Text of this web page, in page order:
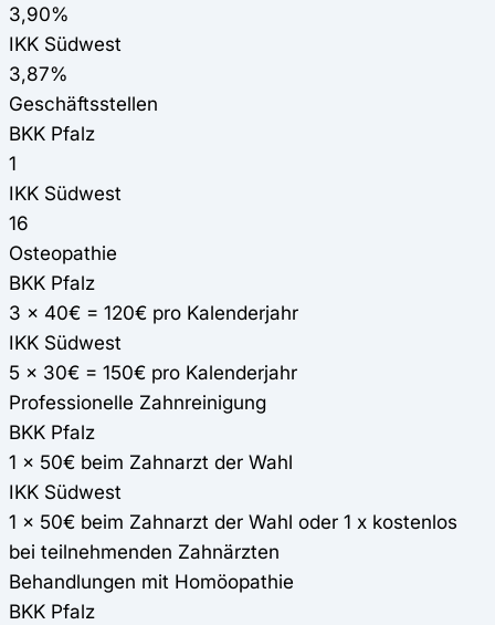
3,90%
IKK Südwest
3,87%
Geschäftsstellen
BKK Pfalz
1
IKK Südwest
16
Osteopathie
BKK Pfalz
3 x 40€ = 120€ pro Kalenderjahr
IKK Südwest
5 x 30€ = 150€ pro Kalenderjahr
Professionelle Zahnreinigung
BKK Pfalz
1 x 50€ beim Zahnarzt der Wahl
IKK Südwest
1 x 50€ beim Zahnarzt der Wahl oder 1 x kostenlos
bei teilnehmenden Zahnärzten
Behandlungen mit Homöopathie
BKK Pfalz